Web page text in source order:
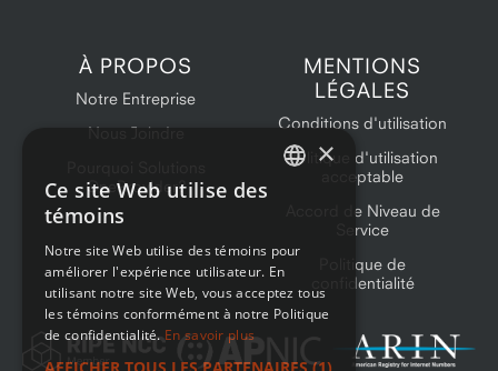
À PROPOS
Notre Entreprise
Nous Joindre
OneProvider?
MENTIONS
LÉGALES
Conditions d'utilisation
Politique d'utilisation
acceptable
Accord de Niveau de
Service
Politique de
confidentialité
×
Ce site Web utilise des
témoins
Notre site Web utilise des témoins pour
améliorer l'expérience utilisateur. En
utilisant notre site Web, vous acceptez tous
les témoins conformément à notre Politique
de confidentialité. En savoir plus